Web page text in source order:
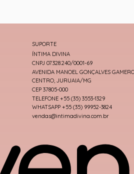
SUPORTE
ÍNTIMA DIVINA
CNPJ 07.328.240/0001-69
AVENIDA MANOEL GONÇALVES
CENTRO, JURUAIA/MG
CEP 37805-000
TELEFONE +55 (35) 3553-1329
WHATSAPP +55 (35) 99952-3824
vendas@intimadivina.com.br